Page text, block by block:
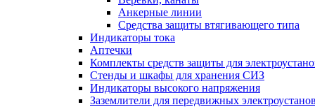
Анкерные линии
Средства защиты втягивающего типа
Индикаторы тока
Аптечки
Комплекты средств защиты для
Стенды и шкафы для хранения СИЗ
Индикаторы высокого напряжения
Заземлители для передвижных